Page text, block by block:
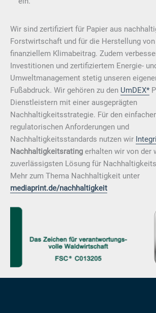
Wir sind zertifiziert für Papier aus
Forstwirtschaft und für die Herstellung
finanziellem Klimabeitrag. Zudem
Investitionen und zertifiziertem Energie-
Umweltmanagement stetig unseren
Fußabdruck. Wir gehören zu den UmDEX*
Dienstleistern mit einer ausgeprägten
Nachhaltigkeitsstrategie. Für den
regulatorischen Anforderungen und
Nachhaltigkeitsstandards nutzen wir
Nachhaltigkeitsrating erhalten wir von der
zuverlässigsten Lösung für
Mehr zum Thema Nachhaltigkeit unter
mediaprint.de/nachhaltigkeit